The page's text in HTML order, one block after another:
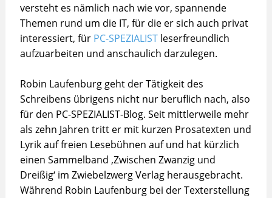
versteht es nämlich nach wie vor, spannende
Themen rund um die IT, für die er sich auch privat
interessiert, für PC-SPEZIALISTleserfreundlich
aufzuarbeiten und anschaulich darzulegen.
Robin Laufenburg geht der Tätigkeit des
Schreibens übrigens nicht nur beruflich nach, also
für den PC-SPEZIALIST-Blog. Seit mittlerweile mehr
als zehn Jahren tritt er mit kurzen Prosatexten und
Lyrik auf freien Lesebühnen auf und hat kürzlich
einen Sammelband ‚Zwischen Zwanzig und
Dreißig‘ im Zwiebelzwerg Verlag herausgebracht.
Während Robin Laufenburg bei der Texterstellung